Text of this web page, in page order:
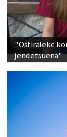
"Ostiraleko
jendetsuena"